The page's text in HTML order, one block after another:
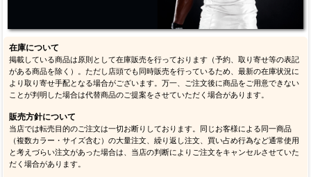
在庫について
掲載している商品は原則として在庫販売を行っております（予約、取り寄せ等の表記
がある商品を除く）。ただし店頭でも同時販売を行っているため、最新の在庫状況に
より取り寄せ手配となる場合がございます。万一、ご注文後に商品をご用意できない
ことが判明した場合は代替商品のご提案をさせていただく場合があります。
販売方針について
当店では転売目的のご注文は一切お断りしております。同じお客様による同一商品
（複数カラー・サイズ含む）の大量注文、繰り返し注文、買い占め行為など通常使用
と考えづらい注文があった場合は、当店の判断によりご注文をキャンセルさせていた
だく場合があります。